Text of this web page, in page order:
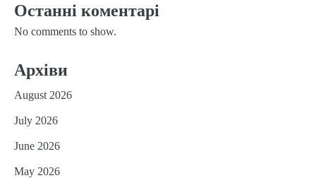
Останні коментарі
No comments to show.
Архіви
August 2026
July 2026
June 2026
May 2026